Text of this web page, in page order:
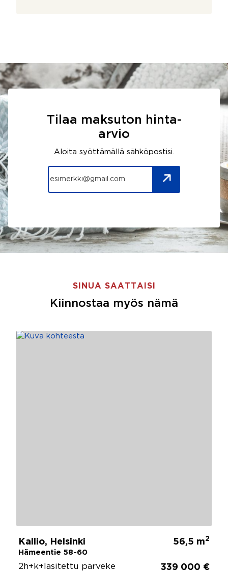
Tilaa maksuton hinta-
arvio
Aloita syöttämällä sähköpostisi.
SINUA SAATTAISI
Kiinnostaa myös nämä
Kallio, Helsinki
Hämeentie 58-60
56,5 m2
2h+k+lasitettu parveke 339 000 €